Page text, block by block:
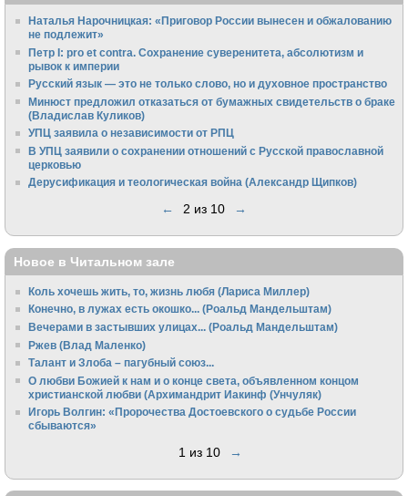
Наталья Нарочницкая: «Приговор России вынесен и обжалованию
не подлежит»
Петр I: pro et contra. Сохранение суверенитета, абсолютизм и
рывок к империи
Русский язык — это не только слово, но и духовное пространство
Минюст предложил отказаться от бумажных свидетельств о браке
(Владислав Куликов)
УПЦ заявила о независимости от РПЦ
В УПЦ заявили о сохранении отношений с Русской православной
церковью
Дерусификация и теологическая война (Александр Щипков)
← 2 из 10 →
Новое в Читальном зале
Коль хочешь жить, то, жизнь любя (Лариса Миллер)
Конечно, в лужах есть окошко... (Роальд Мандельштам)
Вечерами в застывших улицах... (Роальд Мандельштам)
Ржев (Влад Маленко)
Талант и Злоба – пагубный союз...
О любви Божией к нам и о конце света, объявленном концом
христианской любви (Архимандрит Иакинф (Унчуляк)
Игорь Волгин: «Пророчества Достоевского о судьбе России
сбываются»
1 из 10 →